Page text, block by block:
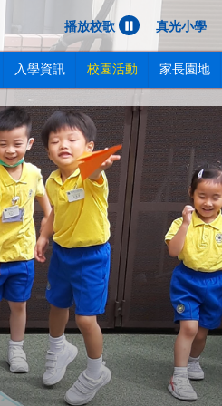
播放校歌 真光小學
入學資訊 校園活動 家長園地